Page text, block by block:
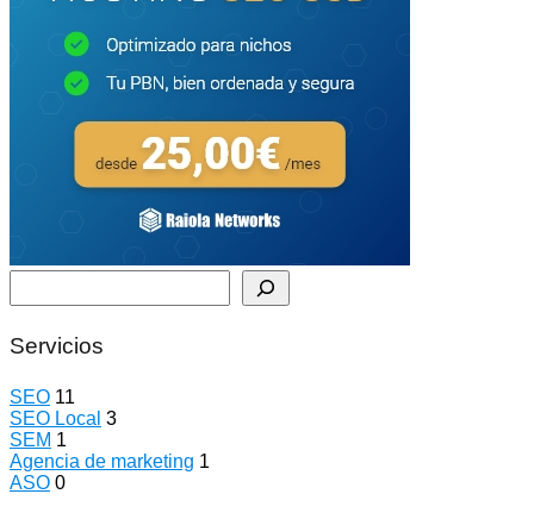
Servicios
SEO 11
SEO Local 3
SEM 1
Agencia de marketing 1
ASO 0